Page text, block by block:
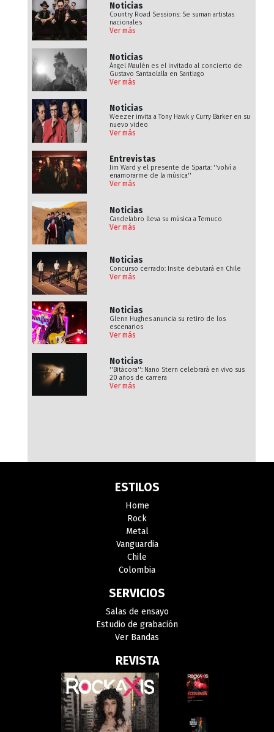
Noticias
Country Road Sessions: Se suman artistas
nacionales
Ver más
Noticias
Ángel Maulén es el invitado al concierto de
Gustavo Santaolalla en Santiago
Ver más
Noticias
Weezer invita a Tony Hawk y Curry Barker en su
nuevo video
Ver más
Entrevistas
Jim Ward y el presente de Sparta: ''volví a
enamorarme de la música''
Ver más
Noticias
Candelabro lleva su música a Temuco
Ver más
Noticias
Concurso cerrado: Insite debutará en Chile
Ver más
Noticias
Glenn Hughes anuncia su retiro de los
escenarios
Ver más
Noticias
''Bitácora'': Nano Stern celebrará en vivo sus
20 años de carrera
Ver más
ESTILOS
Home
Rock
Metal
Vanguardia
Chile
Colombia
SERVICIOS
Salas de ensayo
Estudio de grabación
Ver Bandas
REVISTA